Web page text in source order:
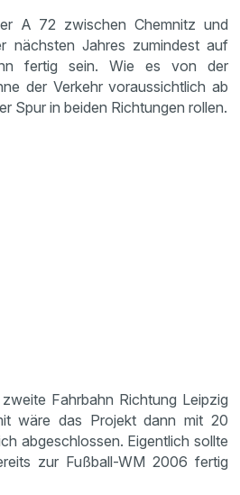
A 72 zwischen Chemnitz und
nächsten Jahres zumindest auf
fertig sein. Wie es von der
der Verkehr voraussichtlich ab
Spur in beiden Richtungen rollen.
Fahrbahn Richtung Leipzig
wäre das Projekt dann mit 20
abgeschlossen. Eigentlich sollte
zur Fußball-WM 2006 fertig